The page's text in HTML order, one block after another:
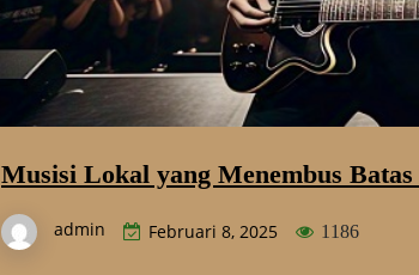
Musisi Lokal yang Menembus
admin Februari 8, 2025 1186